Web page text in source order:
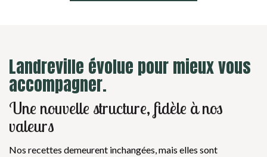
Landreville évolue pour mieux vous
accompagner.​
Une nouvelle structure, fidèle à nos
valeurs​
Nos recettes demeurent inchangées, mais elles sont